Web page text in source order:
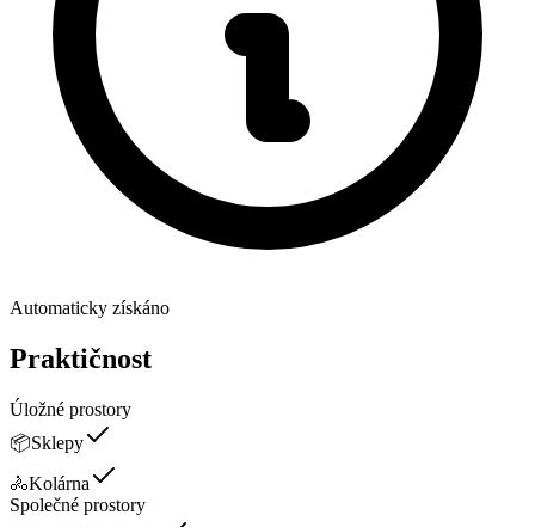
Automaticky získáno
Praktičnost
Úložné prostory
📦Sklepy
🚴Kolárna
Společné prostory